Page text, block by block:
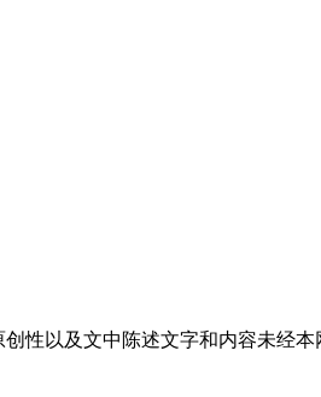
性以及文中陈述文字和内容未经